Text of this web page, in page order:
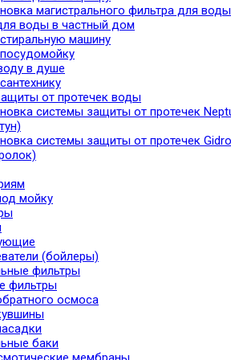
магистрального фильтра для воды
воды в частный дом
машину
в душе
от протечек воды
системы защиты от протечек
системы защиты от протечек
мойку
(бойлеры)
фильтры
фильтры
осмоса
баки